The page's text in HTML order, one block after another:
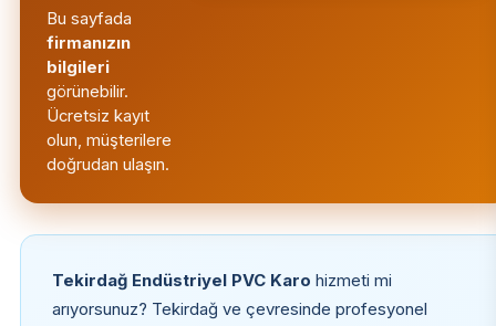
Bu sayfada
firmanızın
bilgileri
görünebilir.
Ücretsiz kayıt
olun, müşterilere
doğrudan ulaşın.
Tekirdağ Endüstriyel PVC Karo hizmeti mi
arıyorsunuz? Tekirdağ ve çevresinde profesyonel